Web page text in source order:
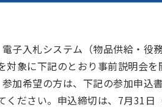
電子入札システム（物品供給・役
対象に下記のとおり事前説明会を
参加希望の方は、下記の参加申込
ください。申込締切は、7月31日